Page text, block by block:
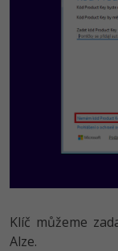
Klíč můžeme
Alze.